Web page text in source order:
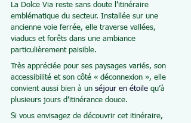
La Dolce Via reste sans doute l’itinéraire
emblématique du secteur. Installée sur une
ancienne voie ferrée, elle traverse vallées,
viaducs et forêts dans une ambiance
particulièrement paisible.
Très appréciée pour ses paysages variés, son
accessibilité et son côté « déconnexion », elle
convient aussi bien à un séjour en étoile qu’à
plusieurs jours d’itinérance douce.
Si vous envisagez de découvrir cet itinéraire,